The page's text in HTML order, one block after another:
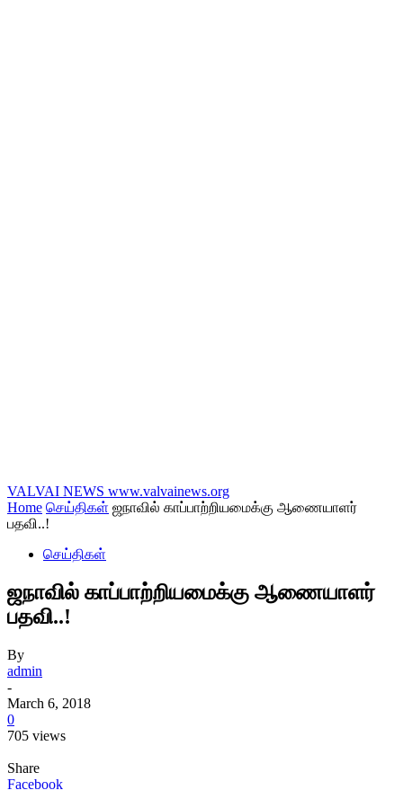
VALVAI NEWS www.valvainews.org
Home செய்திகள் ஜநாவில் காப்பாற்றியமைக்கு ஆணையாளர்
பதவி..!
செய்திகள்
ஜநாவில் காப்பாற்றியமைக்கு ஆணையாளர்
பதவி..!
By
admin
-
March 6, 2018
0
705 views
Share
Facebook